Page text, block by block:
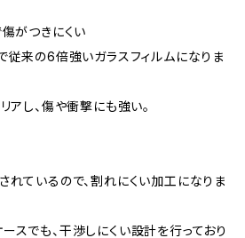
がつきにくい
従来の6倍強いガラスフィルムになりま
し、傷や衝撃にも強い。
れているので、割れにくい加工になりま
スでも、干渉しにくい設計を行っており